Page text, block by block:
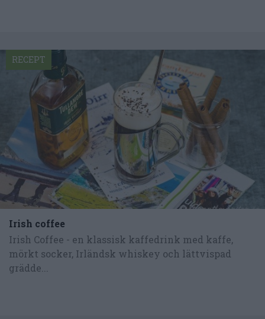
Irish coffee
Irish Coffee - en klassisk kaffedrink med kaffe,
mörkt socker, Irländsk whiskey och lättvispad
grädde...
RECEPT